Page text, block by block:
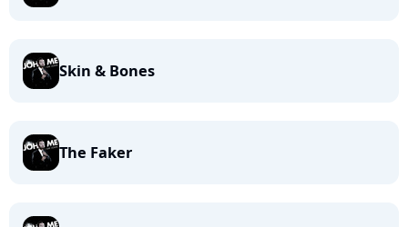
Skin & Bones
The Faker